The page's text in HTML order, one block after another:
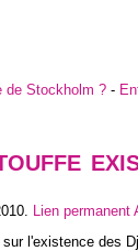
de Stockholm ? -
Lien permanent
l'existence des